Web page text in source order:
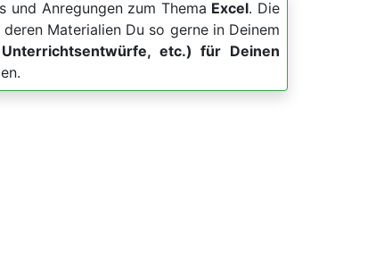
und Anregungen zum Thema Excel. Die
Materialien Du so gerne in Deinem
etc.) für Deinen